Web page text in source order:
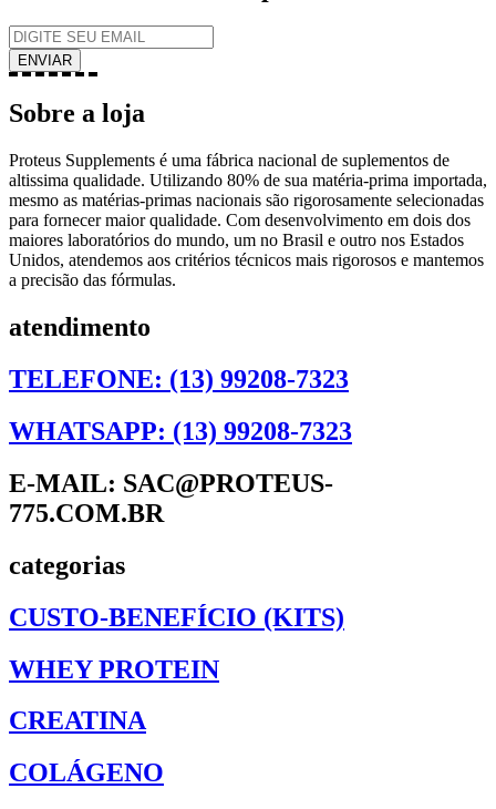
Sobre a loja
Proteus Supplements é uma fábrica nacional de suplementos de
altissima qualidade. Utilizando 80% de sua matéria-prima importada,
mesmo as matérias-primas nacionais são rigorosamente selecionadas
para fornecer maior qualidade. Com desenvolvimento em dois dos
maiores laboratórios do mundo, um no Brasil e outro nos Estados
Unidos, atendemos aos critérios técnicos mais rigorosos e mantemos
a precisão das fórmulas.
atendimento
TELEFONE: (13) 99208-7323
WHATSAPP: (13) 99208-7323
E-MAIL: SAC@PROTEUS-
775.COM.BR
categorias
CUSTO-BENEFÍCIO (KITS)
WHEY PROTEIN
CREATINA
COLÁGENO